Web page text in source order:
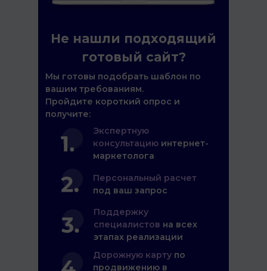
Не нашли подходящий
готовый сайт?
Мы готовы подобрать шаблон по
вашим требованиям.
Пройдите короткий опрос и
получите:
Экспертную
консультацию интернет-
маркетолога
Персональный расчет
под ваш запрос
Поддержку
специалистов на всех
этапах реализации
Дорожную карту по
продвижению в